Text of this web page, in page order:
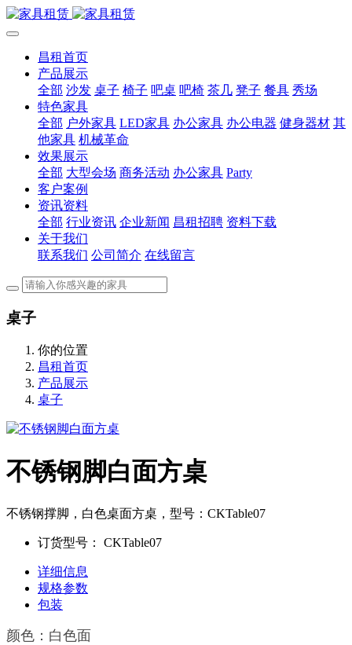
昌租首页
产品展示
全部 沙发 桌子 椅子 吧桌 吧椅 茶几 凳子 餐具 秀场
特色家具
全部 户外家具 LED家具 办公家具 办公电器 健身器材 其
他家具 机械革命
效果展示
全部 大型会场 商务活动 办公家具 Party
客户案例
资讯资料
全部 行业资讯 企业新闻 昌租招聘 资料下载
关于我们
联系我们 公司简介 在线留言
桌子
你的位置
昌租首页
产品展示
桌子
不锈钢脚白面方桌
不锈钢撑脚，白色桌面方桌，型号：CKTable07
订货型号： CKTable07
详细信息
规格参数
包装
颜色：白色面